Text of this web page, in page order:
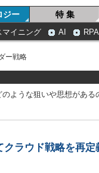
ジー 特 集
マイニング AI RPA
ー戦略
ような狙いや思想があ
クラウド戦略を再